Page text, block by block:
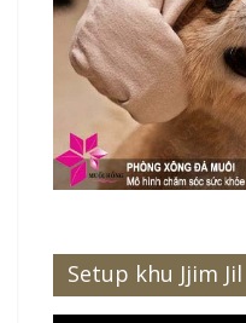
Setup khu Jjim